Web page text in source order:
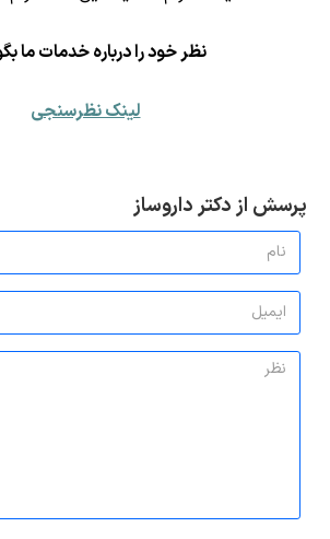
نظر خود را درباره خدمات ما
لینک نظرسنجی
پرسش از دکتر داروساز